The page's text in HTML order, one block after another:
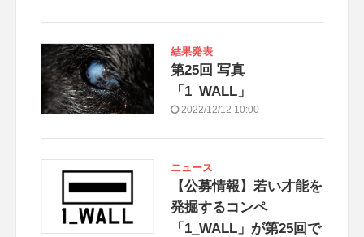
結果発表
第25回 写真
「1_WALL」
2022/12/12 10:00
ニュース
【公募情報】若い才能を
発掘するコンペ
「1_WALL」が第25回で